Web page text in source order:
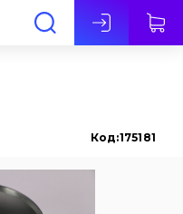
Код:175181